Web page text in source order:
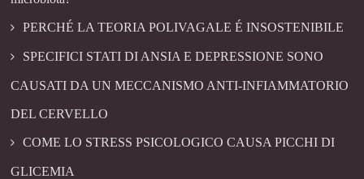
PERCHÉ LA TEORIA POLIVAGALE É INSOSTENIBILE
SPECIFICI STATI DI ANSIA E DEPRESSIONE SONO
CAUSATI DA UN MECCANISMO ANTI-INFIAMMATORIO
DEL CERVELLO
COME LO STRESS PSICOLOGICO CAUSA PICCHI DI
GLICEMIA